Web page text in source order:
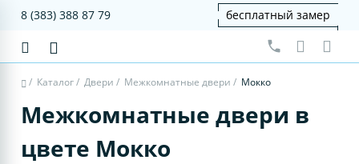
8 (383) 388 87 79 бесплатный замер
/ Каталог/ Двери / Межкомнатные двери / Мокко
Межкомнатные двери в
цвете Мокко